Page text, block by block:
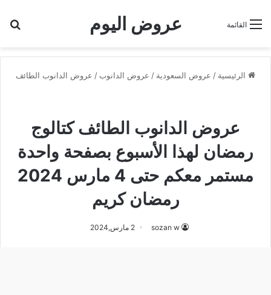
عروض اليوم القائمة
الرئيسية / عروض السعودية / عروض الدانوب / عروض الدانوب الطائف
عروض الدانوب الطائف كتالوج
رمضان لهذا الأسبوع بصفحة واحدة
مستمر معكم حتى 4 مارس 2024
رمضان كريم
sozan w 2 مارس,2024